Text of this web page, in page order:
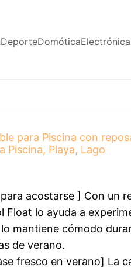
DeporteDomóticaElectrónica
para Piscina con
Piscina, Playa, Lago
acostarse ] Con un
Float lo ayuda a
mantiene cómodo
de verano.
fresco en verano] La